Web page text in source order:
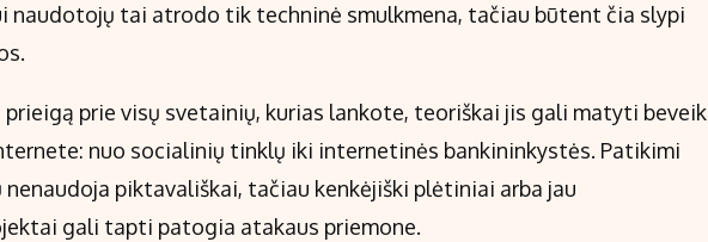
naudotojų tai atrodo tik techninė smulkmena, tačiau būtent čia slypi
prieigą prie visų svetainių, kurias lankote, teoriškai jis gali matyti beveik
nuo socialinių tinklų iki internetinės bankininkystės. Patikimi
piktavališkai, tačiau kenkėjiški plėtiniai arba jau
gali tapti patogia atakaus priemone.